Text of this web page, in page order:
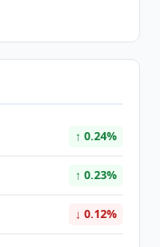
↑ 0.24%
↑ 0.23%
↓ 0.12%